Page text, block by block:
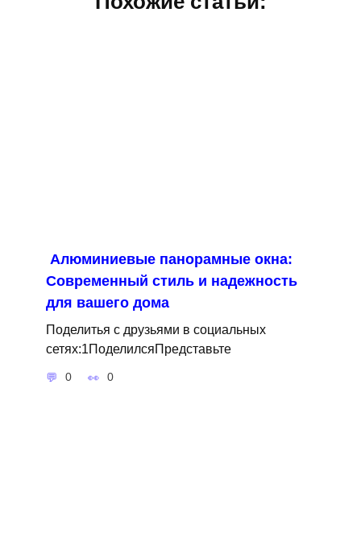
Алюминиевые панорамные окна:
Современный стиль и надежность
для вашего дома
Поделитья с друзьями в социальных
сетях:1ПоделилсяПредставьте
0 0